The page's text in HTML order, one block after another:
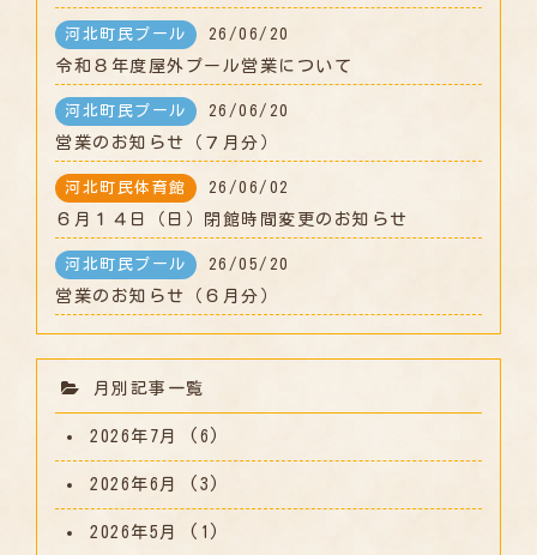
河北町民プール 26/06/20
令和８年度屋外プール営業について
河北町民プール 26/06/20
営業のお知らせ（７月分）
河北町民体育館 26/06/02
６月１４日（日）閉館時間変更のお知らせ
河北町民プール 26/05/20
営業のお知らせ（６月分）
月別記事一覧
2026年7月 (6)
2026年6月 (3)
2026年5月 (1)